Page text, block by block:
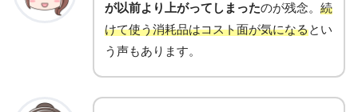
が以前より上がってしまったのが残念。 続
けて使う消耗品はコスト面が気になるとい
う声もあります。